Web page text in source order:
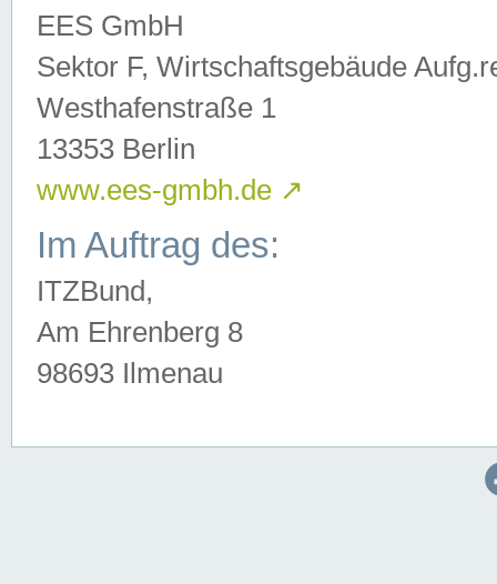
EES GmbH
Sektor F, Wirtschaftsgebäude
Westhafenstraße 1
13353 Berlin
www.ees-gmbh.de ↗
Im Auftrag des:
ITZBund,
Am Ehrenberg 8
98693 Ilmenau